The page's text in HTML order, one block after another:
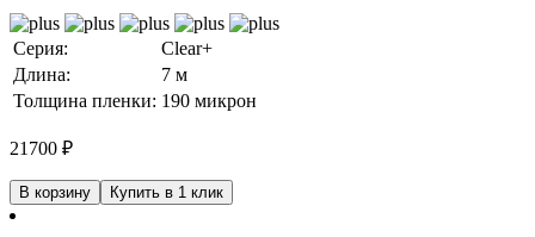
Серия:
Clear+
Длина:
7 м
Толщина пленки: 190 микрон
21700 ₽
В корзину Купить в 1 клик